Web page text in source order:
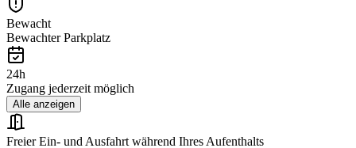
Bewacht
Bewachter Parkplatz
24h
Zugang jederzeit möglich
Alle anzeigen
Freier Ein- und Ausfahrt während Ihres Aufenthalts